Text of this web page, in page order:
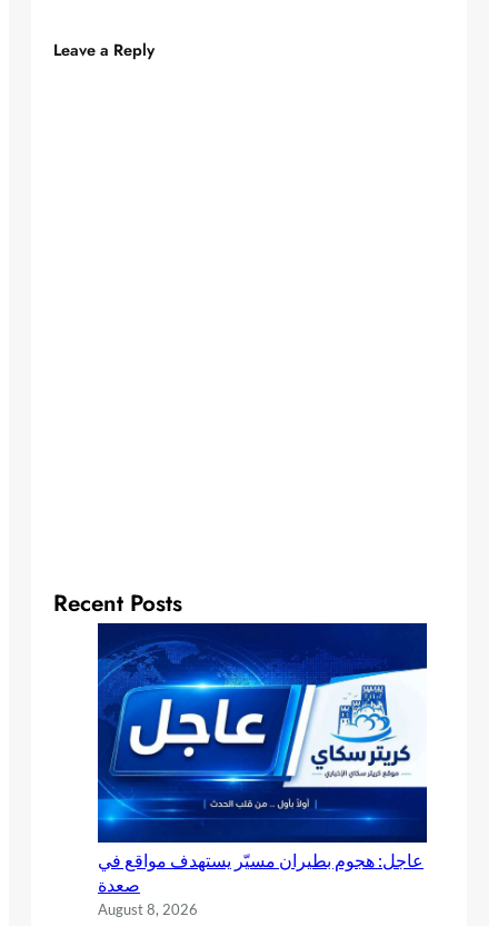
Leave a Reply
Recent Posts
عاجل: هجوم بطيران مسيّر يستهدف مواقع في
صعدة
August 8, 2026